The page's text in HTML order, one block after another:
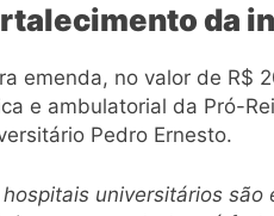
da
emenda, no valor de R$
e ambulatorial da Pró-
Pedro Ernesto.
hospitais universitários